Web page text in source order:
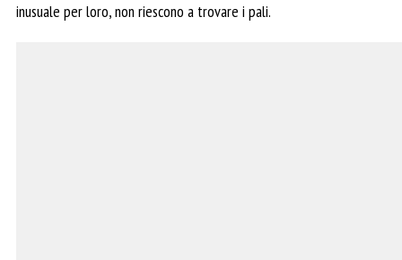
inusuale per loro, non riescono a trovare i pali.